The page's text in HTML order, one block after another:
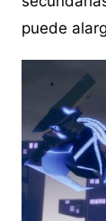
puede